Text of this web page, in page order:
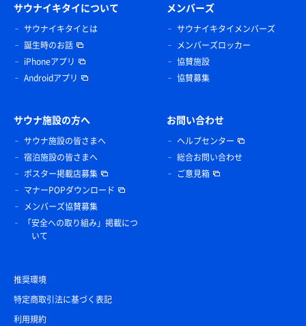
サウナイキタイについて
サウナイキタイとは
誕生時のお話
iPhoneアプリ
Androidアプリ
メンバーズ
サウナイキタイメンバーズ
メンバーズロッカー
協賛施設
協賛募集
サウナ施設の方へ
サウナ施設の皆さまへ
宿泊施設の皆さまへ
ポスター掲載店募集
マナーPOPダウンロード
メンバーズ協賛募集
「安全への取り組み」掲載につ
いて
お問い合わせ
ヘルプセンター
総合お問い合わせ
ご意見箱
推奨環境
特定商取引法に基づく表記
利用規約